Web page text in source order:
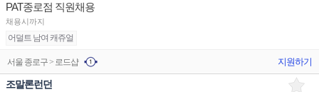
PAT종로점 직원채용
채용시까지
어덜트 남여 캐쥬얼
서울 종로구 > 로드샵 지원하기
조말론런던